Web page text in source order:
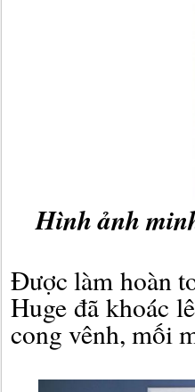
Hình ảnh
Được làm hoàn
Huge đã khoác
cong vênh, mối